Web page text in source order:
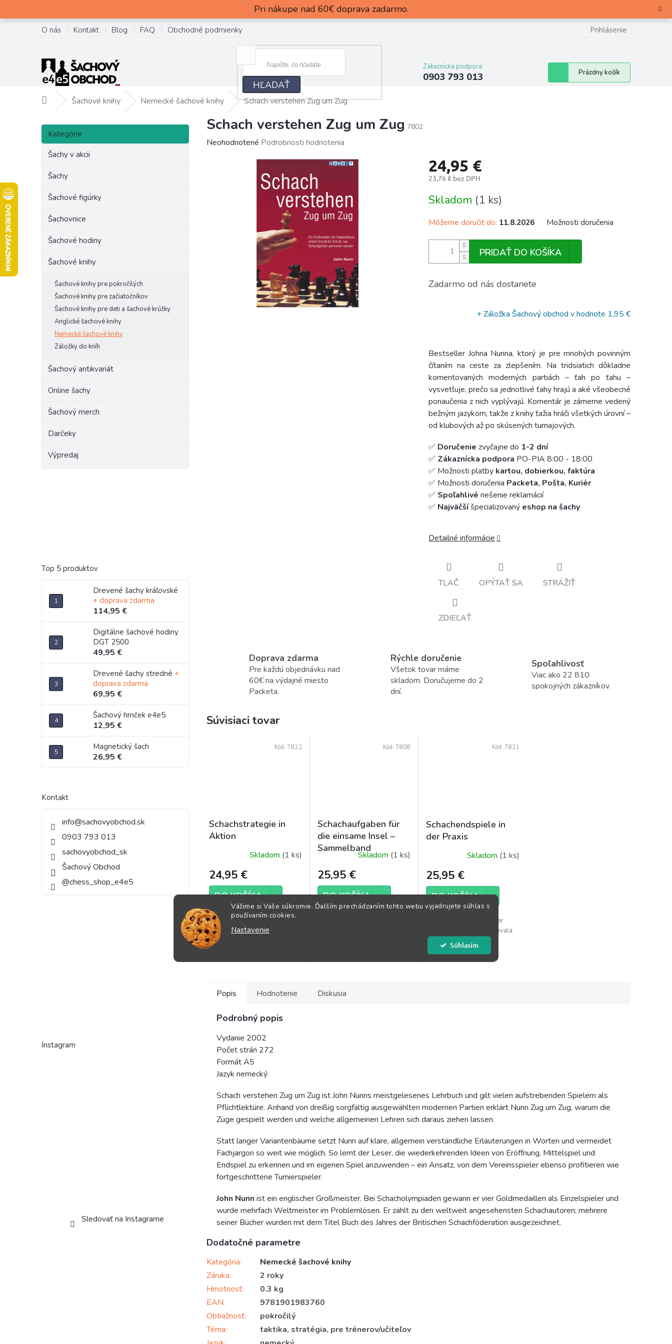
Vážime si Vaše súkromie. Ďalším prechádzaním tohto webu vyjadrujete súhlas s
používaním cookies.
Nastavenie
Súhlasím
na
Pri nákupe nad 60€ doprava zadarmo.
O nás Kontakt Blog FAQ Obchodné podmienky Prihlásenie
HĽADAŤ
Zákaznícka podpora:
0903 793 013
Nákupný
košík
Prázdny košík
DomovŠachové knihy Nemecké šachové knihy Schach verstehen Zug um Zug
B
č
Preskočiť
kategórie
Kategórie
Šachy v akcii
Šachy
Šachové figúrky
Šachovnice
Šachové hodiny
Šachové knihy
Šachové knihy pre pokročilých
Šachové knihy pre začiatočníkov
Šachové knihy pre deti a šachové krúžky
Anglické šachové knihy
Nemecké šachové knihy
Záložky do kníh
Šachový antikvariát
Online šachy
Šachový merch
Darčeky
Výpredaj
Top 5 produktov
Drevené šachy kráľovské
+ doprava zdarma
114,95 €
Digitálne šachové hodiny
DGT 2500
49,95 €
Drevené šachy stredné +
doprava zdarma
69,95 €
Šachový hrnček e4e5
12,95 €
Magnetický šach
26,95 €
Kontakt
info@sachovyobchod.sk
0903 793 013
sachovyobchod_sk
Šachový Obchod
@chess_shop_e4e5
Instagram
Sledovať na Instagrame
Schach verstehen Zug um Zug 7802
Priemerné
Neohodnotené Podrobnosti hodnotenia
24,95 €
23,76 € bez DPH
Jednotková
cena:
Skladom (1 ks)
Môžeme doručiť do: 11.8.2026 Možnosti doručenia
PRIDAŤ DO KOŠÍKA
Zadarmo od nás dostanete
+ Záložka Šachový obchod v hodnote 1,95 €
Bestseller Johna Nunna, ktorý je pre mnohých povinným
čítaním na ceste za zlepšením. Na tridsiatich dôkladne
komentovaných moderných partiách – ťah po ťahu –
vysvetľuje, prečo sa jednotlivé ťahy hrajú a aké všeobecné
ponaučenia z nich vyplývajú. Komentár je zámerne vedený
bežným jazykom, takže z knihy ťažia hráči všetkých úrovní –
od klubových až po skúsených turnajových.
✅ Doručenie zvyčajne do 1-2 dní
✅ Zákaznícka podpora PO-PIA 8:00 - 18:00
✅ Možnosti platby kartou, dobierkou, faktúra
✅ Možnosti doručenia Packeta, Pošta, Kuriér
✅ Spoľahlivé riešenie reklamácií
✅ Najväčšíšpecializovaný eshop na šachy
Detailné informácie
TLAČ OPÝTAŤ SA STRÁŽIŤ
ZDIEĽAŤ
Doprava zdarma
Pre každú objednávku nad
60€ na výdajné miesto
Packeta.
Rýchle doručenie
Všetok tovar máme
skladom. Doručujeme do 2
dní.
Spoľahlivosť
Viac ako 22 810
spokojných zákazníkov.
Súvisiaci tovar
Schachstrategie in
Aktion
Skladom (1 ks)
24,95 €
DO KOŠÍKA
Pokračovanie oceňovaného
diela Geheimnisse der
modernen Schachstrategie.
John Watson tu ďalej...
Kód: 7822
Schachaufgaben für
die einsame Insel –
Sammelband
Skladom (1 ks)
25,95 €
DO KOŠÍKA
Kód: 7808
Schachendspiele in
der Praxis
Skladom (1 ks)
25,95 €
DO KOŠÍKA
Kým kniha Grundlagen der
Schachendspiele sa venovala
najmä elementárnym a
teoretickým koncovkám,...
Kód: 7821
Popis Hodnotenie Diskusia
Podrobný popis
Vydanie 2002
Počet strán 272
Formát A5
Jazyk nemecký
Schach verstehen Zug um Zug ist John Nunns meistgelesenes Lehrbuch und gilt vielen aufstrebenden Spielern als
Pflichtlektüre. Anhand von dreißig sorgfältig ausgewählten modernen Partien erklärt Nunn Zug um Zug, warum die
Züge gespielt werden und welche allgemeinen Lehren sich daraus ziehen lassen.
Statt langer Variantenbäume setzt Nunn auf klare, allgemein verständliche Erläuterungen in Worten und vermeidet
Fachjargon so weit wie möglich. So lernt der Leser, die wiederkehrenden Ideen von Eröffnung, Mittelspiel und
Endspiel zu erkennen und im eigenen Spiel anzuwenden – ein Ansatz, von dem Vereinsspieler ebenso profitieren wie
fortgeschrittene Turnierspieler.
John Nunn ist ein englischer Großmeister. Bei Schacholympiaden gewann er vier Goldmedaillen als Einzelspieler und
wurde mehrfach Weltmeister im Problemlösen. Er zählt zu den weltweit angesehensten Schachautoren; mehrere
seiner Bücher wurden mit dem Titel Buch des Jahres der Britischen Schachföderation ausgezeichnet.
Dodatočné parametre
Kategória:
Nemecké šachové knihy
Záruka:
2 roky
Hmotnosť:
0.3 kg
EAN:
9781901983760
Obtiažnosť:
pokročilý
Téma:
taktika, stratégia, pre trénerov/učiteľov